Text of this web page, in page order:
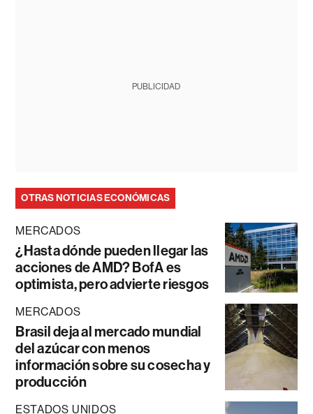
PUBLICIDAD
OTRAS NOTICIAS ECONÓMICAS
MERCADOS
¿Hasta dónde pueden llegar las
acciones de AMD? BofA es
optimista, pero advierte riesgos
MERCADOS
Brasil deja al mercado mundial
del azúcar con menos
información sobre su cosecha y
producción
ESTADOS UNIDOS